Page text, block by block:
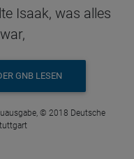
Isaak, was alles
GNB LESEN
© 2018 Deutsche